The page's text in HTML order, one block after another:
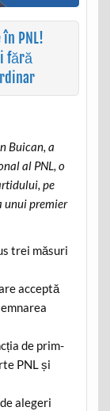
PNL!
fără
Buican, a
al PNL, o
pe
unui premier
trei măsuri
acceptă
de prim-
PNL și
alegeri